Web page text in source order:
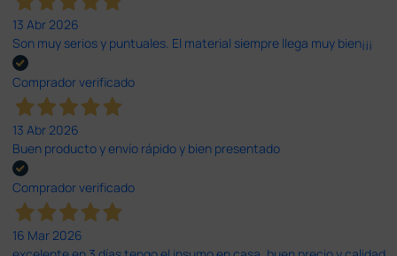
13 Abr 2026
Son muy serios y puntuales. El material siempre llega muy bien¡¡¡
Comprador verificado
13 Abr 2026
Buen producto y envío rápido y bien presentado
Comprador verificado
16 Mar 2026